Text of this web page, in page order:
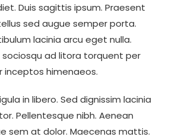
Duis sagittis ipsum. Praesent
sed augue semper porta.
lacinia arcu eget nulla.
ad litora torquent per
inceptos himenaeos.
in libero. Sed dignissim lacinia
Pellentesque nibh. Aenean
sem at dolor. Maecenas mattis.